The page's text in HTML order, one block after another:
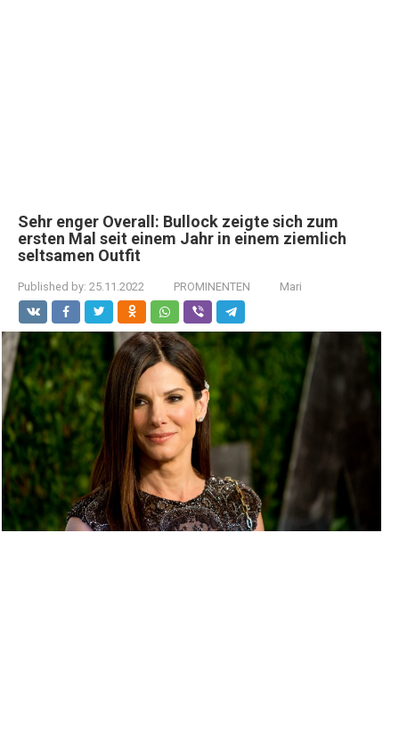
Sehr enger Overall: Bullock zeigte sich zum
ersten Mal seit einem Jahr in einem ziemlich
seltsamen Outfit
Published by: 25.11.2022 PROMINENTEN Mari